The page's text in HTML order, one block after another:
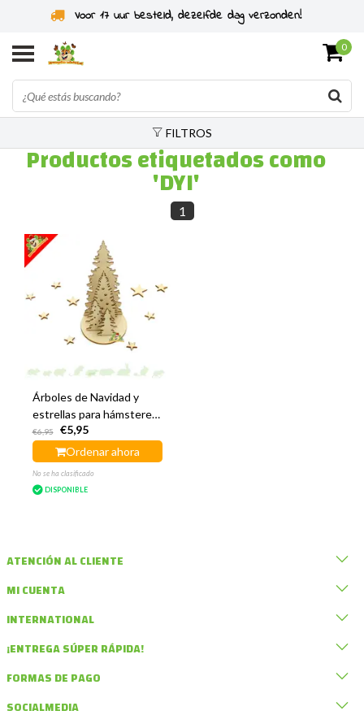
Voor 17 uur besteld, dezelfde dag verzonden!
0
FILTROS
Productos etiquetados como
'DYI'
1
Árboles de Navidad y
estrellas para hámsteres
(DIY)
€6,95
€5,95
Ordenar ahora
No se ha clasificado
DISPONIBLE
ATENCIÓN AL CLIENTE
MI CUENTA
INTERNATIONAL
¡ENTREGA SÚPER RÁPIDA!
FORMAS DE PAGO
SOCIALMEDIA